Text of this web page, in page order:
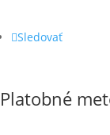
Sledovať
Platobné